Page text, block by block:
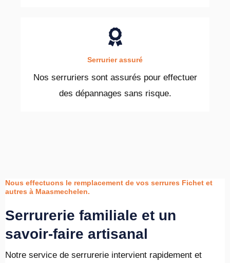
Serrurier assuré
Nos serruriers sont assurés pour effectuer
des dépannages sans risque.
Nous effectuons le remplacement de vos serrures Fichet et
autres à Maasmechelen.
Serrurerie familiale et un
savoir-faire artisanal
Notre service de serrurerie intervient rapidement et